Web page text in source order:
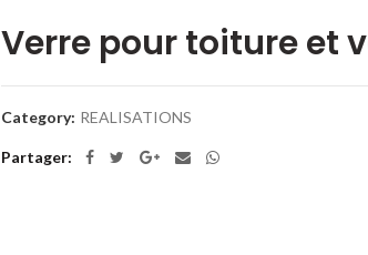
Verre pour toiture et
Category: REALISATIONS
Partager